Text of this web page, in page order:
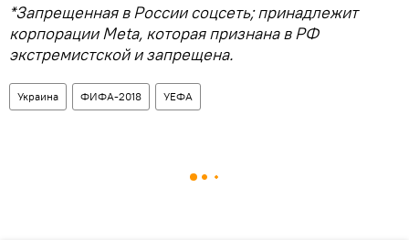
*Запрещенная в России соцсеть; принадлежит
корпорации Meta, которая признана в РФ
экстремистской и запрещена.
Украина ФИФА-2018 УЕФА